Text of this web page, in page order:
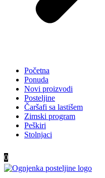
Početna
Ponuda
Novi proizvodi
Posteljine
Čaršafi sa lastišem
Zimski program
Peškiri
Stolnjaci
0